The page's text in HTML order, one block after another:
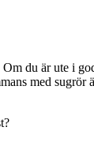
du är ute i
med sugrör